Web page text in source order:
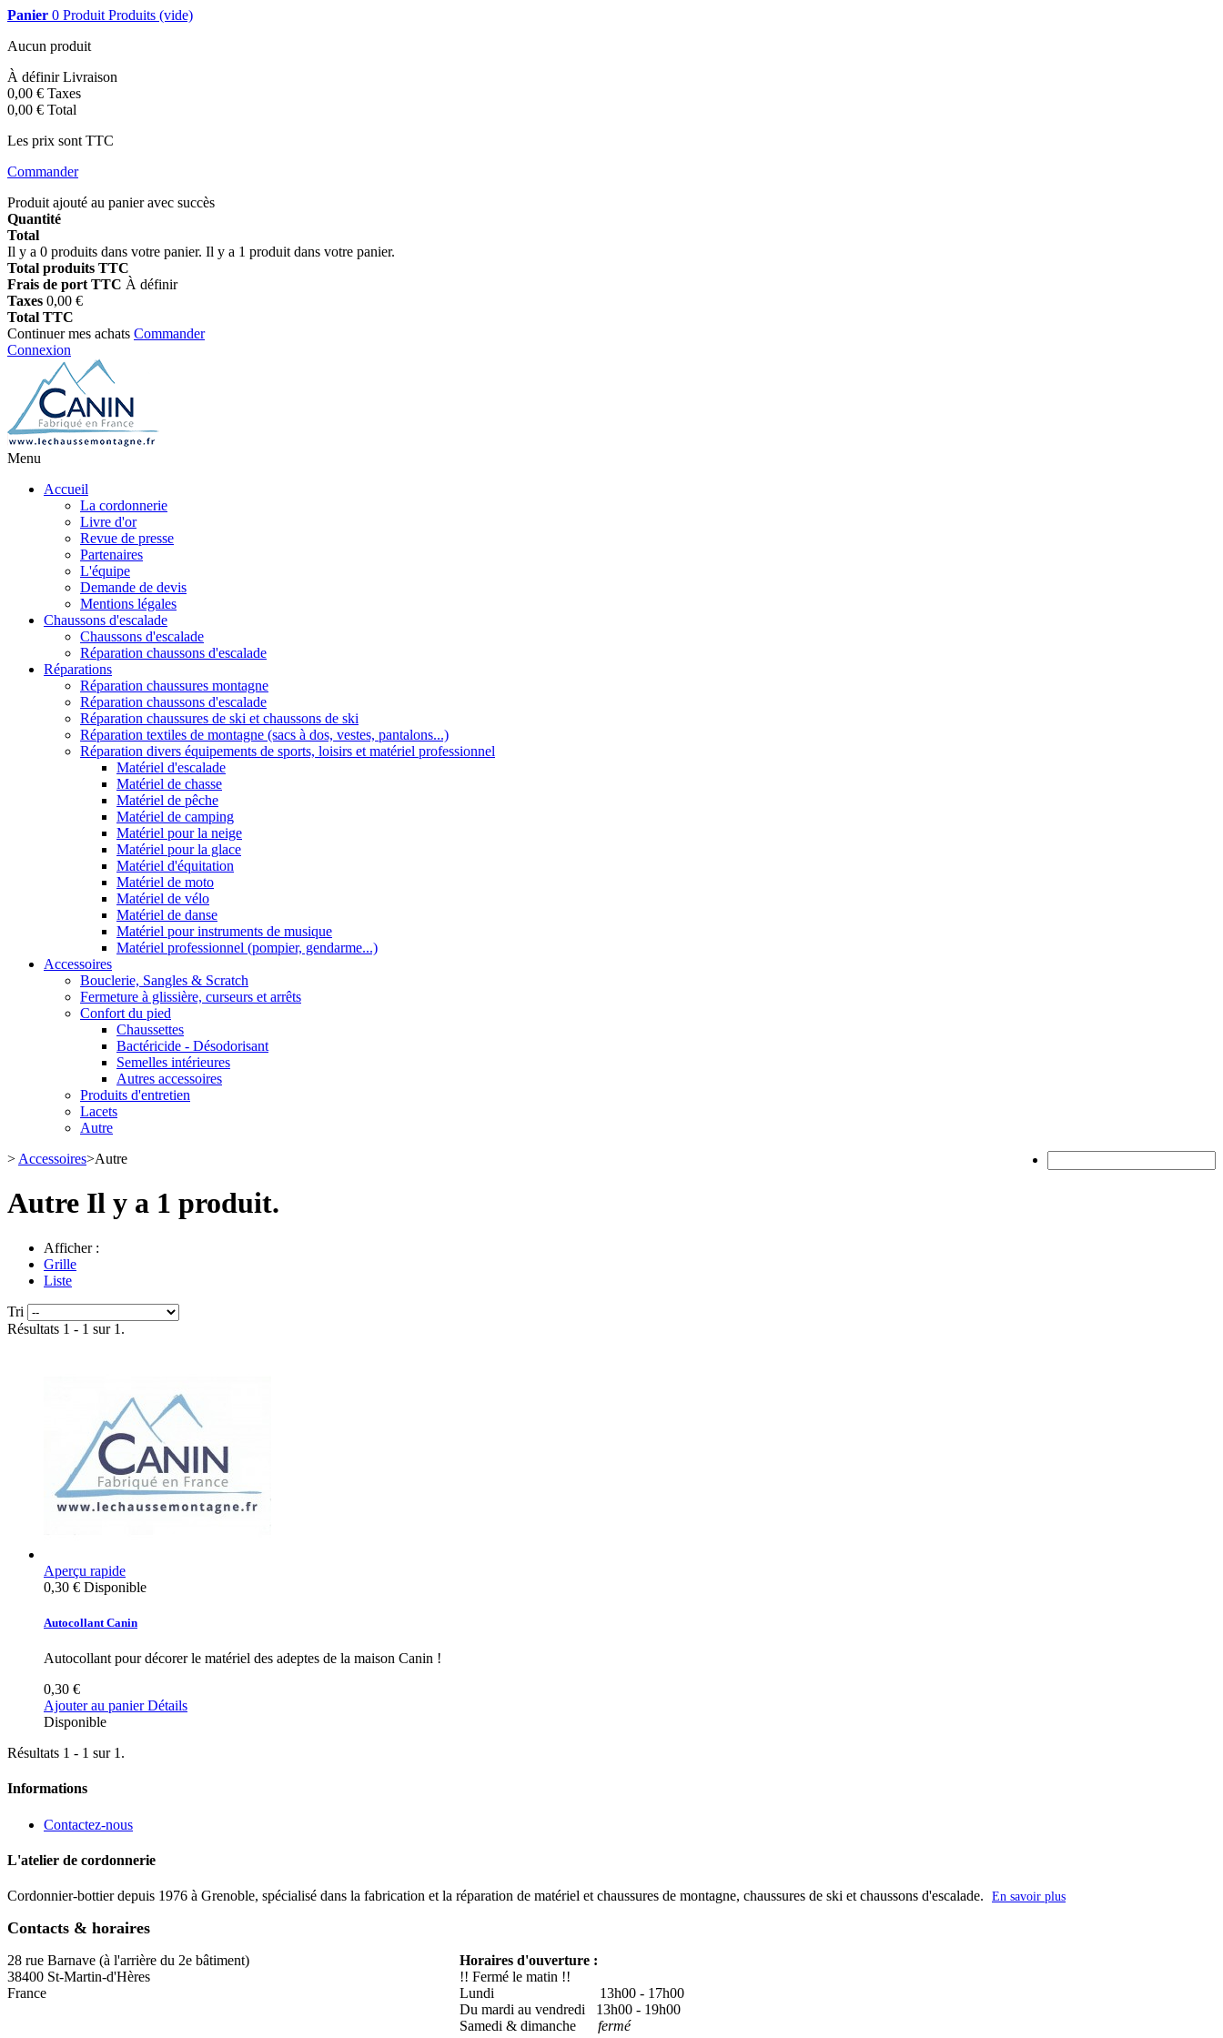
Panier 0 Produit Produits (vide)
Aucun produit
À définirLivraison
0,00 € Taxes
0,00 € Total
Les prix sont TTC
Commander
Produit ajouté au panier avec succès
Quantité
Total
Il y a 0 produits dans votre panier. Il y a 1 produit dans votre panier.
Total produits TTC
Frais de port TTC À définir
Taxes 0,00 €
Total TTC
Continuer mes achats Commander
Connexion
Menu
Accueil
La cordonnerie
Livre d'or
Revue de presse
Partenaires
L'équipe
Demande de devis
Mentions légales
Chaussons d'escalade
Chaussons d'escalade
Réparation chaussons d'escalade
Réparations
Réparation chaussures montagne
Réparation chaussons d'escalade
Réparation chaussures de ski et chaussons de ski
Réparation textiles de montagne (sacs à dos, vestes, pantalons...)
Réparation divers équipements de sports, loisirs et matériel professionnel
Matériel d'escalade
Matériel de chasse
Matériel de pêche
Matériel de camping
Matériel pour la neige
Matériel pour la glace
Matériel d'équitation
Matériel de moto
Matériel de vélo
Matériel de danse
Matériel pour instruments de musique
Matériel professionnel (pompier, gendarme...)
Accessoires
Bouclerie, Sangles & Scratch
Fermeture à glissière, curseurs et arrêts
Confort du pied
Chaussettes
Bactéricide - Désodorisant
Semelles intérieures
Autres accessoires
Produits d'entretien
Lacets
Autre
> Accessoires>Autre
Autre Il y a 1 produit.
Afficher :
Grille
Liste
Tri
Résultats 1 - 1 sur 1.
Aperçu rapide
0,30 € Disponible
Autocollant Canin
Autocollant pour décorer le matériel des adeptes de la maison Canin !
0,30 €
Ajouter au panier Détails
Disponible
Résultats 1 - 1 sur 1.
Informations
Contactez-nous
L'atelier de cordonnerie
Cordonnier-bottier depuis 1976 à Grenoble, spécialisé dans la fabrication et la réparation de matériel et chaussures de montagne, chaussures de ski et chaussons d'escalade. En savoir plus
Contacts & horaires
28 rue Barnave (à l'arrière du 2e bâtiment)
38400 St-Martin-d'Hères
France
Horaires d'ouverture :
!! Fermé le matin !!
Lundi 13h00 - 17h00
Du mardi au vendredi 13h00 - 19h00
Samedi & dimanche fermé